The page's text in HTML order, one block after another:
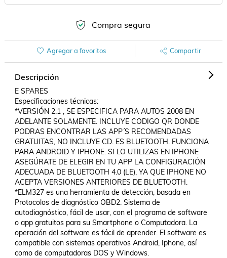
Compra segura
Agregar a favoritos Compartir
Descripción
E SPARES
Especificaciones técnicas:
*VERSIÓN 2.1 , SE ESPECIFICA PARA AUTOS 2008 EN
ADELANTE SOLAMENTE. INCLUYE CODIGO QR DONDE
PODRAS ENCONTRAR LAS APP´S RECOMENDADAS
GRATUITAS, NO INCLUYE CD. ES BLUETOOTH. FUNCIONA
PARA ANDROID Y IPHONE. SI LO UTILIZAS EN IPHONE
ASEGÚRATE DE ELEGIR EN TU APP LA CONFIGURACIÓN
ADECUADA DE BLUETOOTH 4.0 (LE), YA QUE IPHONE NO
ACEPTA VERSIONES ANTERIORES DE BLUETOOTH.
*ELM327 es una herramienta de detección, basada en
Protocolos de diagnóstico OBD2. Sistema de
autodiagnóstico, fácil de usar, con el programa de software
o app gratuitos para su Smartphone o Computadora. La
operación del software es fácil de aprender. El software es
compatible con sistemas operativos Android, Iphone, así
como de computadoras DOS y Windows.